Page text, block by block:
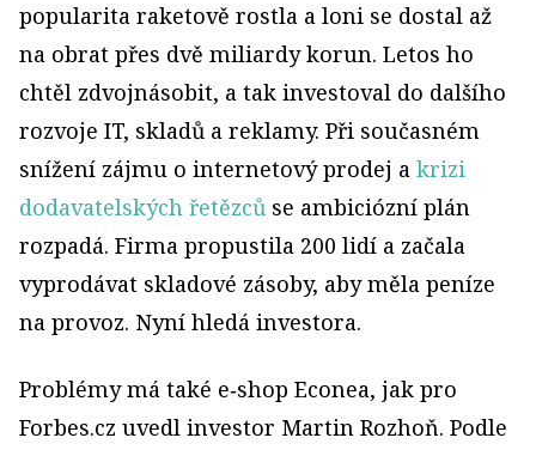
popularita raketově rostla a loni se dostal až
na obrat přes dvě miliardy korun. Letos ho
chtěl zdvojnásobit, a tak investoval do dalšího
rozvoje IT, skladů a reklamy. Při současném
snížení zájmu o internetový prodej a krizi
dodavatelských řetězců se ambiciózní plán
rozpadá. Firma propustila 200 lidí a začala
vyprodávat skladové zásoby, aby měla peníze
na provoz. Nyní hledá investora.
Problémy má také e‑shop Econea, jak pro
Forbes.cz uvedl investor Martin Rozhoň. Podle